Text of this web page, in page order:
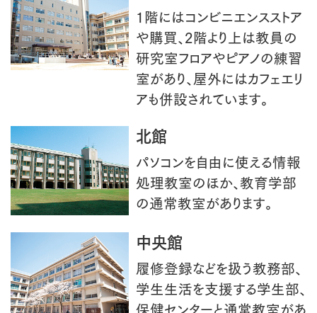
1階にはコンビニエンスストア
や購買、2階より上は教員の
研究室フロアやピアノの練習
室があり、屋外にはカフェエリ
アも併設されています。
北館
パソコンを自由に使える情報
処理教室のほか、教育学部
の通常教室があります。
中央館
履修登録などを扱う教務部、
学生生活を支援する学生部、
保健センターと通常教室があ